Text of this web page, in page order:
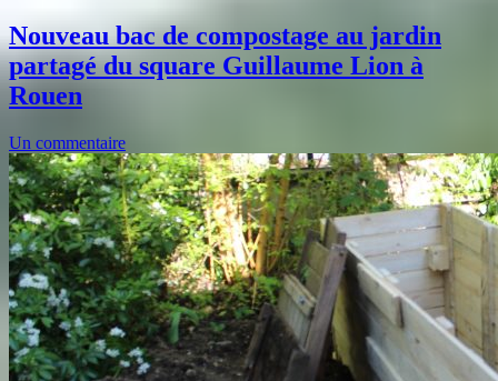
Nouveau bac de compostage au jardin
partagé du square Guillaume Lion à
Rouen
Un commentaire